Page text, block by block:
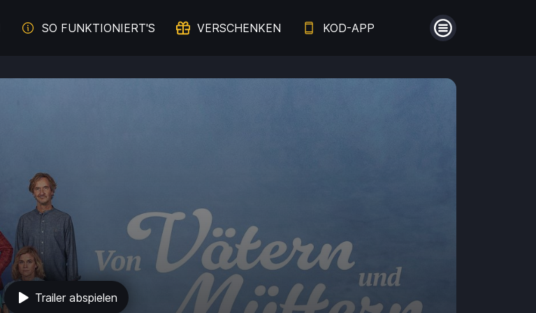
SO FUNKTIONIERT'S VERSCHENKEN KOD-APP
Trailer abspielen